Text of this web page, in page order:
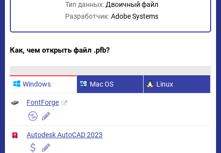
Тип данных: Двоичный файл
Разработчик:Adobe Systems
Как, чем открыть файл .pfb?
Windows Mac OS Linux
FontForge
Autodesk AutoCAD 2023